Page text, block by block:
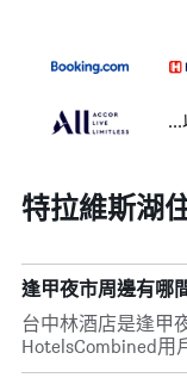
...
特拉維斯湖
逢甲夜市周邊有哪
台中林酒店是逢甲
HotelsCombined用